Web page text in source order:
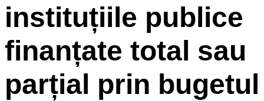
instituțiile publice
finanțate total sau
parțial prin bugetul